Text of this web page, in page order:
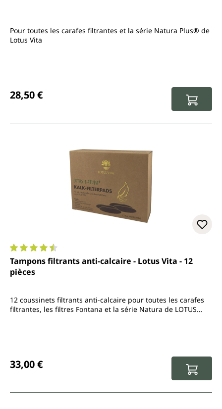
Pour toutes les carafes filtrantes et la série Natura Plus® de
Lotus Vita
28,50 €
Note moyenne de 4.5 sur 5 étoiles
Tampons filtrants anti-calcaire - Lotus Vita - 12
pièces
12 coussinets filtrants anti-calcaire pour toutes les carafes
filtrantes, les filtres Fontana et la série Natura de LOTUS
33,00 €